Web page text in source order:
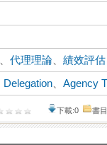
、代理理論 、績效評估
Delegation 、Agency
下載:0 書